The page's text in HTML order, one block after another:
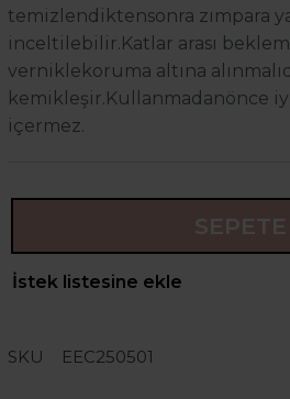
temizlendiktensonra zımpara
inceltilebilir.Katlar arası
vernikle koruma altına
kemikleşir.Kullanmadanönce
içermez.
İstek listesine ekle
SKU EEC250501